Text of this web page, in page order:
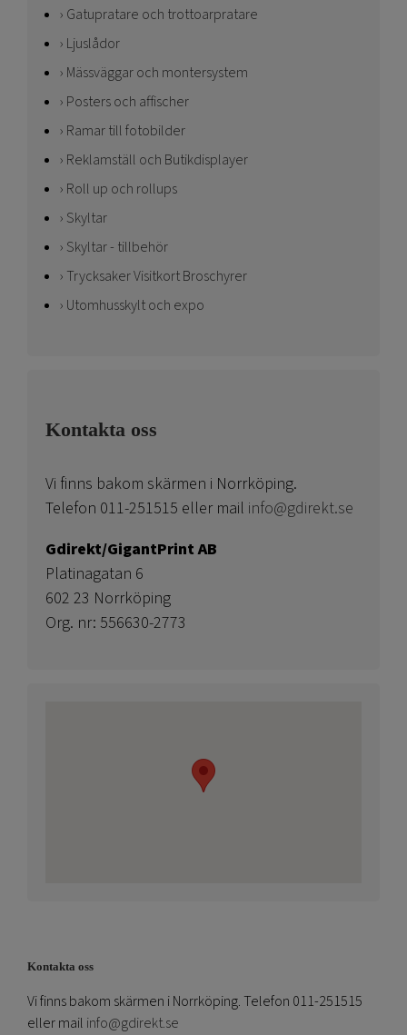
Gatupratare och trottoarpratare
Ljuslådor
Mässväggar och montersystem
Posters och affischer
Ramar till fotobilder
Reklamställ och Butikdisplayer
Roll up och rollups
Skyltar
Skyltar - tillbehör
Trycksaker Visitkort Broschyrer
Utomhusskylt och expo
Kontakta oss
Vi finns bakom skärmen i Norrköping.
Telefon 011-251515 eller mail info@gdirekt.se
Gdirekt/GigantPrint AB
Platinagatan 6
602 23 Norrköping
Org. nr: 556630-2773
Kontakta oss
Vi finns bakom skärmen i Norrköping. Telefon 011-251515
eller mail info@gdirekt.se